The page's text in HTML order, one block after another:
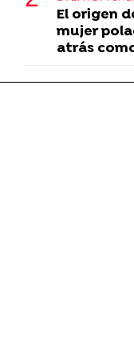
El origen
mujer
atrás